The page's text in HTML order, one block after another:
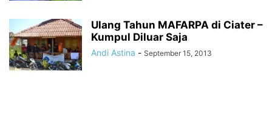
Ulang Tahun MAFARPA di Ciater –
Kumpul Diluar Saja
Andi Astina - September 15, 2013